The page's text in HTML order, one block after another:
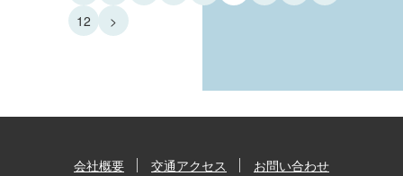
12
>
会社概要 交通アクセス
お問い合わせ